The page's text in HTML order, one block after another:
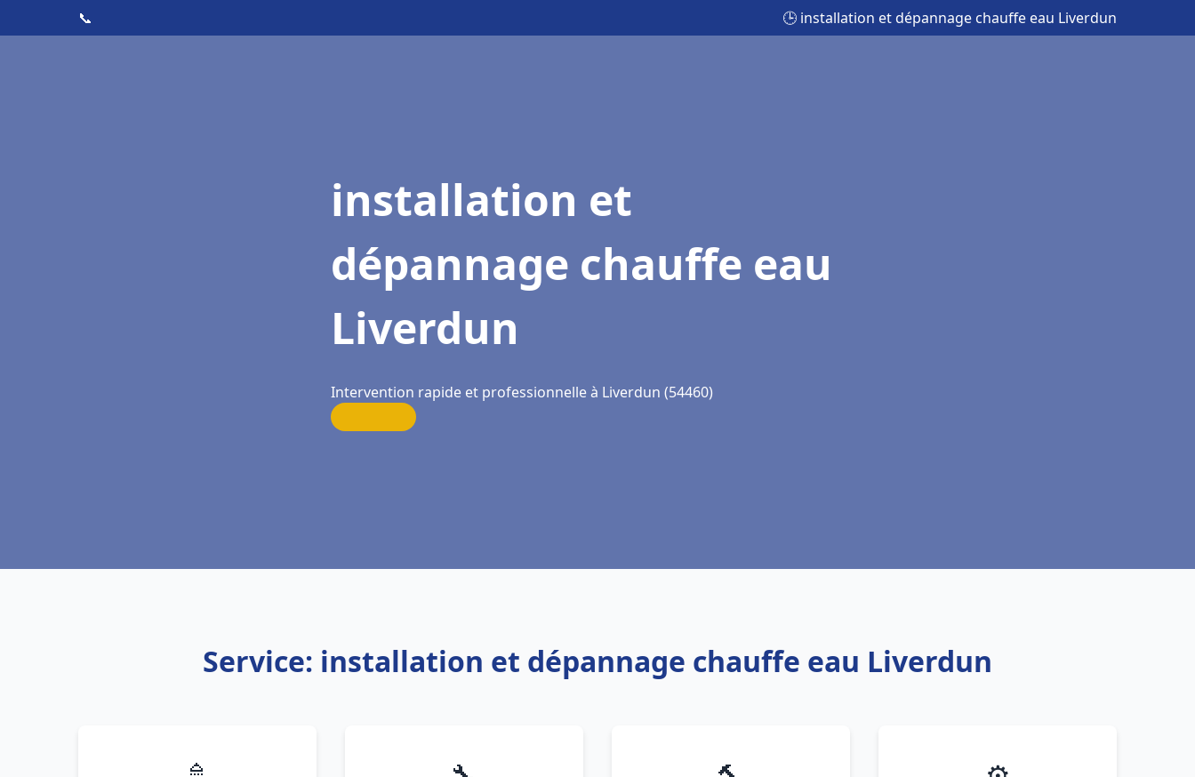
📞 🕒 installation et dépannage chauffe eau Liverdun
installation et
dépannage chauffe eau
Liverdun
Intervention rapide et professionnelle à Liverdun (54460)
Service: installation et dépannage chauffe eau Liverdun